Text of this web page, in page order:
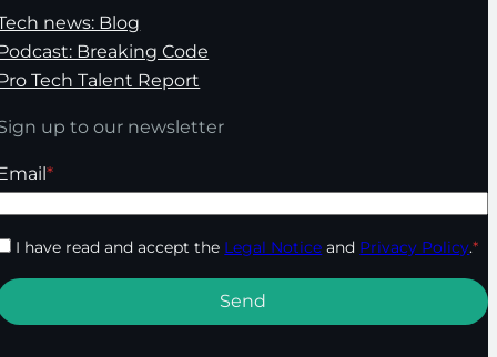
news: Blog
Breaking Code
Tech Talent Report
up to our newsletter
*
I have read and accept the Legal Notice and Privacy Policy.*